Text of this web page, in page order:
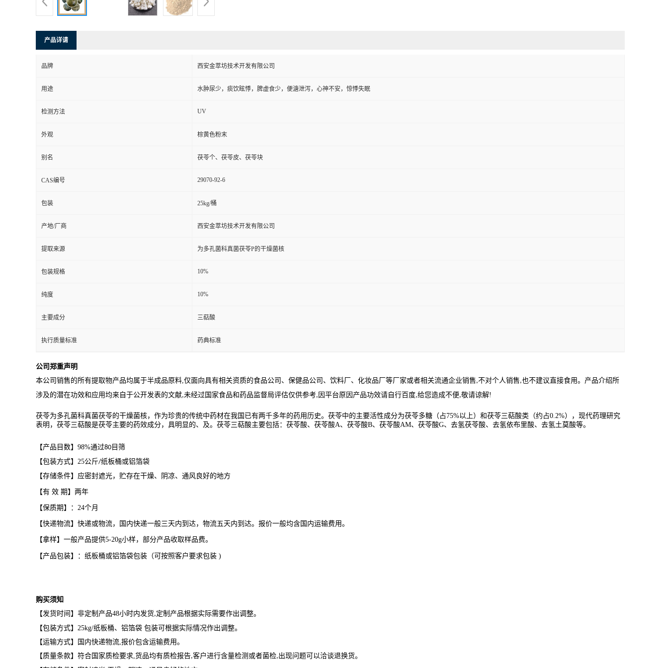
产品详请
品牌 西安金萃坊技术开发有限公司
用途 水肿尿少，痰饮眩悸，脾虚食少，便溏泄泻，心神不安，惊悸失眠
检测方法 UV
外观 棕黄色粉末
别名 茯苓个、茯苓皮、茯苓块
CAS编号 29070-92-6
包装 25kg/桶
产地/厂商 西安金萃坊技术开发有限公司
提取来源 为多孔菌科真菌茯苓P的干燥菌核
包装规格 10%
纯度 10%
主要成分 三萜酸
执行质量标准 药典标准
公司郑重声明
本公司销售的所有提取物产品均属于半成品原料,仅面向具有相关资质的食品公司、保健品公司、饮料厂、化妆品厂等厂家或者相关流通企业销售,不对个人销售,也不建议直接食用。产品介绍所
涉及的潜在功效和应用均来自于公开发表的文献,未经过国家食品和药品监督局评估仅供参考, 因平台原因产品功效请自行百度,给您造成不便,敬请谅解!
茯苓为多孔菌科真菌茯苓的干燥菌核，作为珍贵的传统中药材在我国已有两千多年的药用历史。茯苓中的主要活性成分为茯苓多糖（占75%以上）和茯苓三萜酸类（约占0.2%），现代药理研究
表明，茯苓三萜酸是茯苓主要的药效成分，具明显的、及。茯苓三萜酸主要包括：茯苓酸、茯苓酸A、茯苓酸B、茯苓酸AM、茯苓酸G、去氢茯苓酸、去氢依布里酸、去氢土莫酸等。
【产品目数】 98%通过80 目筛
【包装方式】 25公斤/纸板桶或铝箔袋
【存储条件】应密封遮光，贮存在干燥、阴凉、通风良好的地方
【有 效 期】两年
【保质期】： 24个月
【快递物流】快递或物流，国内快递一般三天内到达，物流五天内到达。报价一般均含国内运输费用。
【拿样】一般产品提供5-20g小样，部分产品收取样品费。
【产品包装】：纸板桶或铝箔袋包装（可按照客户要求包装 )
购买须知
【发货时间】非定制产品48小时内发货,定制产品根据实际需要作出调整。
【包装方式】 25kg/纸板桶、铝箔袋 包装可根据实际情况作出调整。
【运输方式】国内快递物流,报价包含运输费用。
【质量条款】符合国家质检要求,货品均有质检报告,客户进行含量检测或者菌检,出现问题可以洽谈退换货。